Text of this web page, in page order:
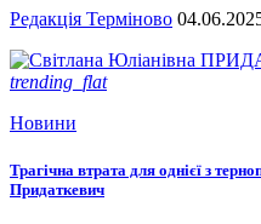
Редакція Терміново
trending_flat
Новини
Трагічна втрата для однієї з
Придаткевич